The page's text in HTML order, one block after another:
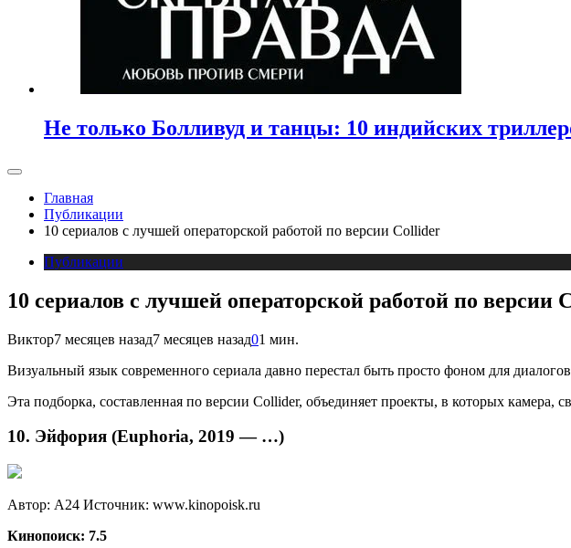
Не только Болливуд и танцы: 10 индийских
Главная
Публикации
10 сериалов с лучшей операторской работой по версии Collider
Публикации
10 сериалов с лучшей операторской работой по версии
Виктор7 месяцев назад7 месяцев назад01 мин.
Визуальный язык современного сериала давно перестал быть просто фоном для
Эта подборка, составленная по версии Collider, объединяет проекты, в которых
10. Эйфория (Euphoria, 2019 — …)
Автор: A24 Источник: www.kinopoisk.ru
Кинопоиск: 7.5